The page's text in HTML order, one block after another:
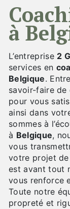
coaching individuel
à
L’entreprise 2
services en
Belgique.
savoir-faire de
pour vous
ainsi dans
sommes à
à Belgique,
vous
votre projet
est avant tout
vous renforce
Toute notre
propreté et